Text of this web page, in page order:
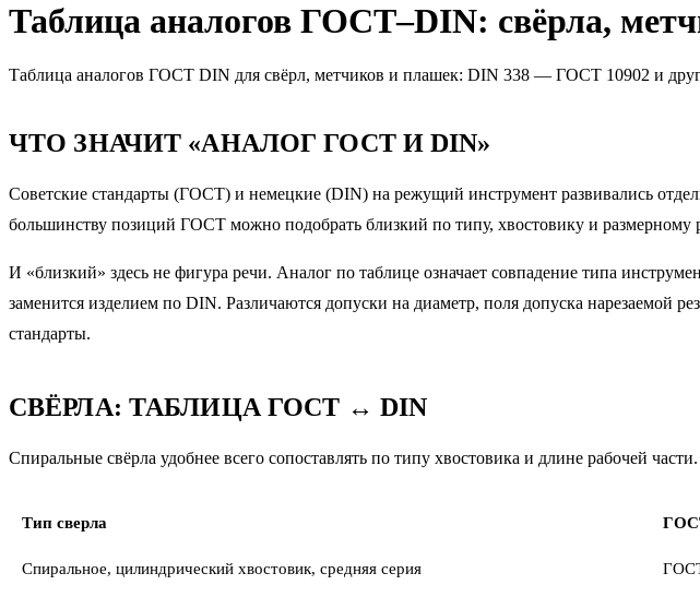
Таблица аналогов ГОСТ–DIN: свёрла,
Таблица аналогов ГОСТ DIN для свёрл, метчиков и плашек: DIN 338 — ГОСТ 10902 и
ЧТО ЗНАЧИТ «АНАЛОГ ГОСТ И DIN»
Советские стандарты (ГОСТ) и немецкие (DIN) на режущий инструмент развивались
большинству позиций ГОСТ можно подобрать близкий по типу, хвостовику и
И «близкий» здесь не фигура речи. Аналог по таблице означает совпадение типа
заменится изделием по DIN. Различаются допуски на диаметр, поля допуска нарезаемой
стандарты.
СВЁРЛА: ТАБЛИЦА ГОСТ ↔ DIN
Спиральные свёрла удобнее всего сопоставлять по типу хвостовика и длине рабочей
Тип сверла
Спиральное, цилиндрический хвостовик, средняя серия